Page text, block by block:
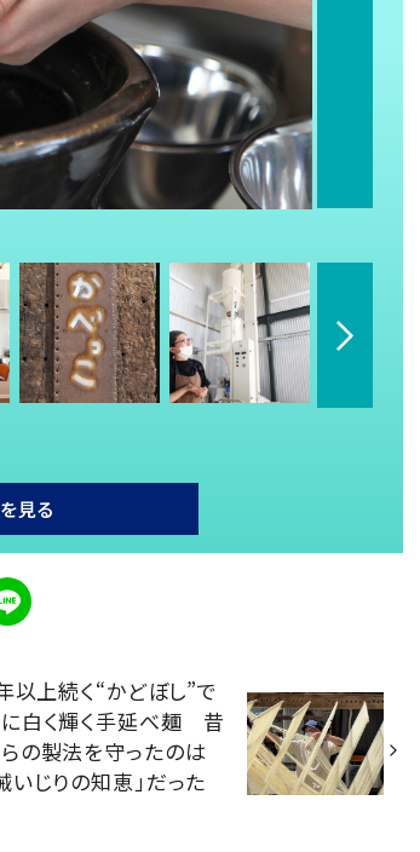
見る
以上続く“かどぼし”で
白く輝く手延べ麺 昔
の製法を守ったのは
いじりの知恵」だった